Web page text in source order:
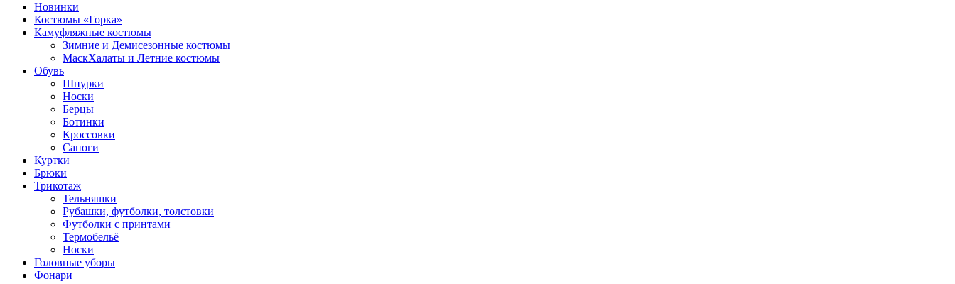
Новинки
Костюмы «Горка»
Камуфляжные костюмы
Зимние и Демисезонные костюмы
МаскХалаты и Летние костюмы
Обувь
Шнурки
Носки
Берцы
Ботинки
Кроссовки
Сапоги
Куртки
Брюки
Трикотаж
Тельняшки
Рубашки, футболки, толстовки
Футболки с принтами
Термобельё
Носки
Головные уборы
Фонари